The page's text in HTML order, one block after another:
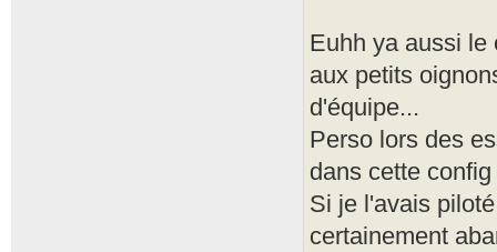
Euhh ya aussi le
aux petits
d'équipe...
Perso lors des
dans cette
Si je l'avais
certainement